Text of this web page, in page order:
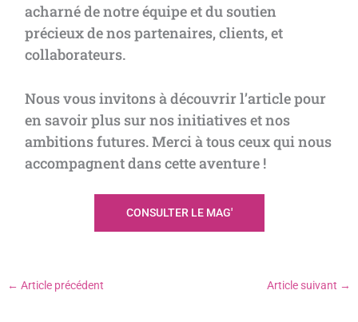
acharné de notre équipe et du soutien
précieux de nos partenaires, clients, et
collaborateurs.
Nous vous invitons à découvrir l’article pour
en savoir plus sur nos initiatives et nos
ambitions futures. Merci à tous ceux qui nous
accompagnent dans cette aventure !
CONSULTER LE MAG'
← Article précédent Article suivant →